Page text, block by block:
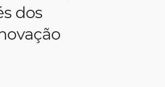
do lugar. E aí
As pessoas